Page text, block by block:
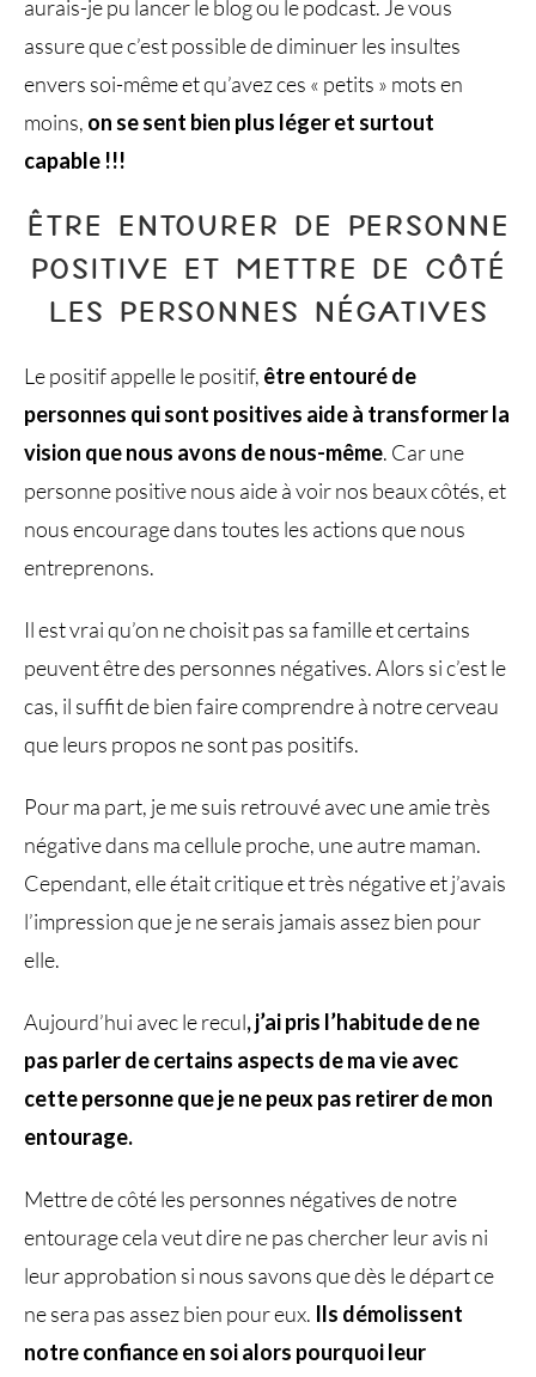
aurais-je pu lancer le blog ou le podcast. Je vous
assure que c’est possible de diminuer les insultes
envers soi-même et qu’avez ces « petits » mots en
moins, on se sent bien plus léger et surtout
capable !!!
ÊTRE ENTOURER DE PERSONNE
POSITIVE ET METTRE DE CÔTÉ
LES PERSONNES NÉGATIVES
Le positif appelle le positif, être entouré de
personnes qui sont positives aide à transformer la
vision que nous avons de nous-même. Car une
personne positive nous aide à voir nos beaux côtés, et
nous encourage dans toutes les actions que nous
entreprenons.
Il est vrai qu’on ne choisit pas sa famille et certains
peuvent être des personnes négatives. Alors si c’est le
cas, il suffit de bien faire comprendre à notre cerveau
que leurs propos ne sont pas positifs.
Pour ma part, je me suis retrouvé avec une amie très
négative dans ma cellule proche, une autre maman.
Cependant, elle était critique et très négative et j’avais
l’impression que je ne serais jamais assez bien pour
elle.
Aujourd’hui avec le recul, j’ai pris l’habitude de ne
pas parler de certains aspects de ma vie avec
cette personne que je ne peux pas retirer de mon
entourage.
Mettre de côté les personnes négatives de notre
entourage cela veut dire ne pas chercher leur avis ni
leur approbation si nous savons que dès le départ ce
ne sera pas assez bien pour eux. Ils démolissent
notre confiance en soi alors pourquoi leur